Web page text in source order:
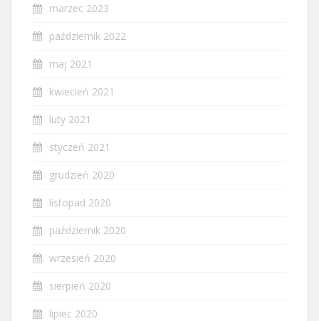
marzec 2023
październik 2022
maj 2021
kwiecień 2021
luty 2021
styczeń 2021
grudzień 2020
listopad 2020
październik 2020
wrzesień 2020
sierpień 2020
lipiec 2020